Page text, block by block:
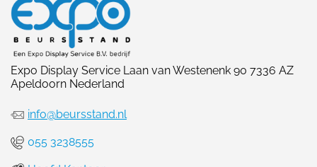
Expo Display Service Laan van Westenenk 90 7336 AZ
Apeldoorn Nederland
info@beursstand.nl
055 3238555